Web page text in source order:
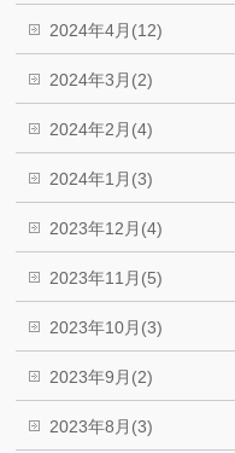
2024年4月(12)
2024年3月(2)
2024年2月(4)
2024年1月(3)
2023年12月(4)
2023年11月(5)
2023年10月(3)
2023年9月(2)
2023年8月(3)